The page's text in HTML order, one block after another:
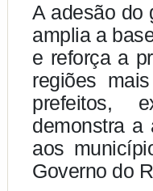
A adesão do
amplia a
e reforça a
regiões
prefeitos,
demonstra a
aos
Governo do